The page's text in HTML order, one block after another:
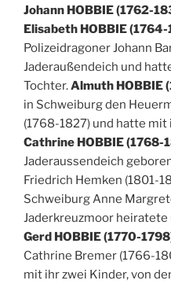
Johann HOBBIE (1762-
Elisabeth HOBBIE
Polizeidragoner Johann
Jaderaußendeich und
Tochter.Almuth HOBBIE
in Schweiburg den
(1768-1827) und hatte mit
Cathrine HOBBIE (1768-
Jaderaussendeich
Friedrich Hemken (1801-
Schweiburg Anne
Jaderkreuzmoor
Gerd HOBBIE (1770-
Cathrine Bremer (1766-
mit ihr zwei Kinder, von